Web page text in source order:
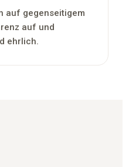
auf gegenseitigem
auf und
ehrlich.